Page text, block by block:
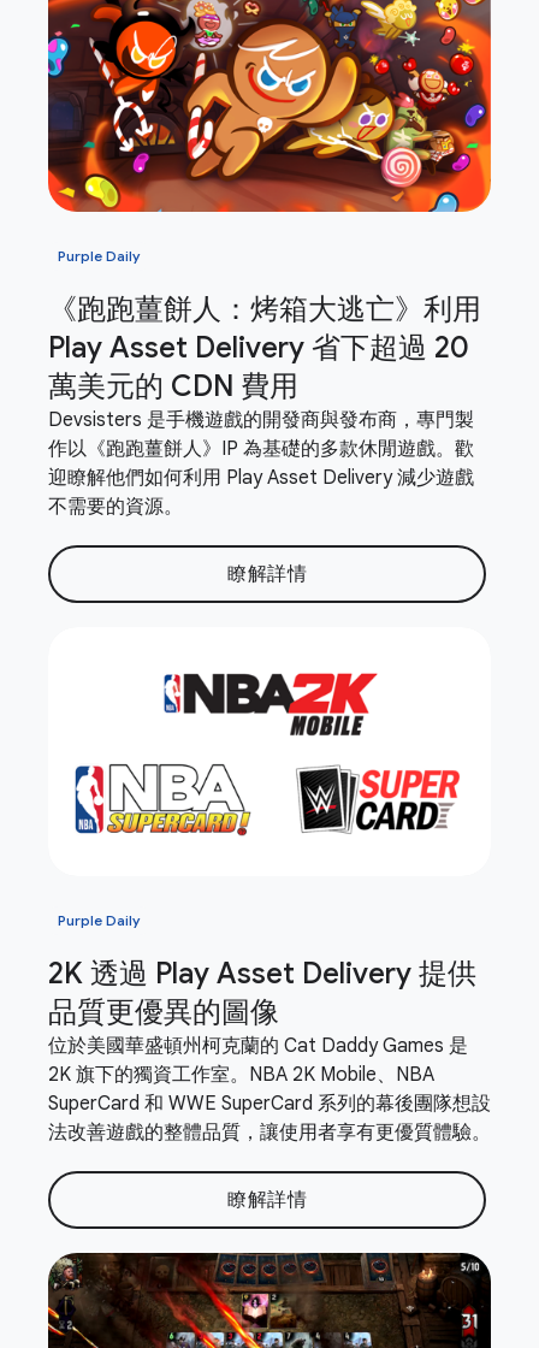
Purple Daily
《跑跑薑餅人：烤箱大逃亡》利用
Play Asset Delivery 省下超過 20
萬美元的 CDN 費用
Devsisters 是手機遊戲的開發商與發布商，專門製
作以《跑跑薑餅人》IP 為基礎的多款休閒遊戲。歡
迎瞭解他們如何利用 Play Asset Delivery 減少遊戲
不需要的資源。
瞭解詳情
Purple Daily
2K 透過 Play Asset Delivery 提供
品質更優異的圖像
位於美國華盛頓州柯克蘭的 Cat Daddy Games 是
2K 旗下的獨資工作室。NBA 2K Mobile、NBA
SuperCard 和 WWE SuperCard 系列的幕後團隊想設
法改善遊戲的整體品質，讓使用者享有更優質體驗。
瞭解詳情